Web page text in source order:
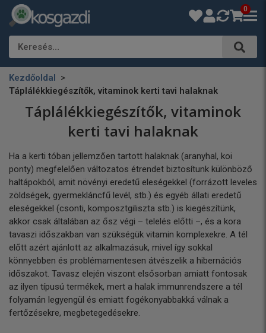
0
Keresés…
Kezdőoldal
Táplálékkiegészítők, vitaminok kerti tavi halaknak
Táplálékkiegészítők, vitaminok
kerti tavi halaknak
Ha a kerti tóban jellemzően tartott halaknak (aranyhal, koi
ponty) megfelelően változatos étrendet biztosítunk különböző
haltápokból, amit növényi eredetű eleségekkel (forrázott leveles
zöldségek, gyermekláncfű levél, stb.) és egyéb állati eredetű
eleségekkel (csonti, komposztgiliszta stb.) is kiegészítünk,
akkor csak általában az ősz végi – telelés előtti –, és a kora
tavaszi időszakban van szükségük vitamin komplexekre. A tél
előtt azért ajánlott az alkalmazásuk, mivel így sokkal
könnyebben és problémamentesen átvészelik a hibernációs
időszakot. Tavasz elején viszont elsősorban amiatt fontosak
az ilyen típusú termékek, mert a halak immunrendszere a tél
folyamán legyengül és emiatt fogékonyabbakká válnak a
fertőzésekre, megbetegedésekre.